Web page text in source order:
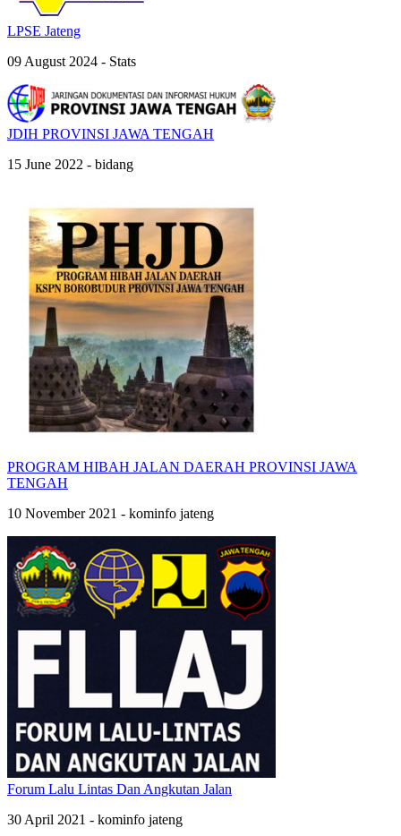
LPSE Jateng
09 August 2024 - Stats
JDIH PROVINSI JAWA TENGAH
15 June 2022 - bidang
PROGRAM HIBAH JALAN DAERAH PROVINSI JAWA
TENGAH
10 November 2021 - kominfo jateng
Forum Lalu Lintas Dan Angkutan Jalan
30 April 2021 - kominfo jateng